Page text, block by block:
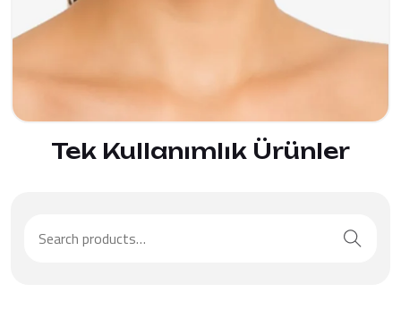
ÜRÜNÜ İNCELE
Tek Kullanımlık Ürünler